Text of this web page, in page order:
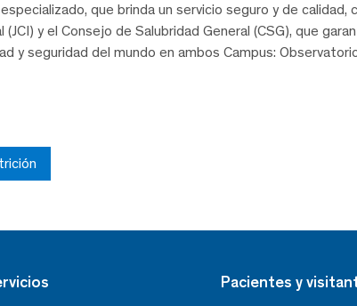
que brinda un servicio seguro y de calidad,
y el Consejo de Salubridad General (CSG), que
y seguridad del mundo en ambos Campus:
Pacientes y